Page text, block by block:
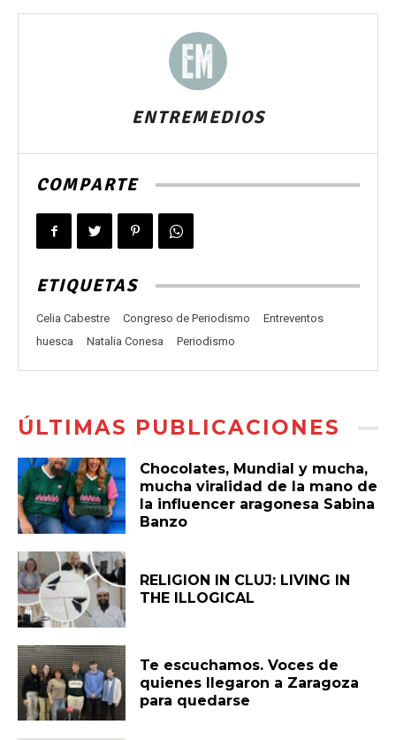
ENTREMEDIOS
COMPARTE
ETIQUETAS
Celia Cabestre Congreso de Periodismo
Entreventos
huesca
Natalia Conesa Periodismo
ÚLTIMAS PUBLICACIONES
Chocolates, Mundial y mucha,
mucha viralidad de la mano de
la influencer aragonesa Sabina
Banzo
RELIGION IN CLUJ: LIVING IN
THE ILLOGICAL
Te escuchamos. Voces de
quienes llegaron a Zaragoza
para quedarse